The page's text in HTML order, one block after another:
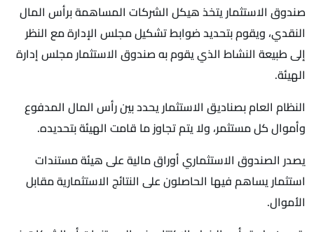
صندوق الاستثمار يتخذ هيكل الشركات المساهمة برأس المال
النقدي، ويقوم بتحديد ضوابط تشكيل مجلس الإدارة مع النظر
إلى طبيعة النشاط الذي يقوم به صندوق الاستثمار مجلس إدارة
الهيئة.
النظام العام بصناديق الاستثمار يحدد بين رأس المال المدفوع
وأموال كل مستثمر، ولا يتم تجاوز ما قامت الهيئة بتحديده.
يصدر الصندوق الاستثماري أوراق مالية على هيئة مستندات
استثمار يساهم فيها الحاصلون على النتائج الاستثمارية مقابل
الأموال.